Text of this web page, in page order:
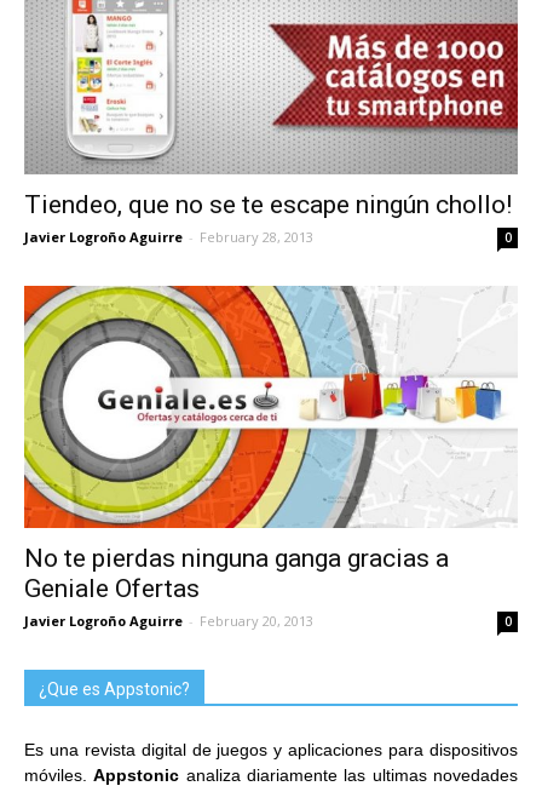
Tiendeo, que no se te escape ningún chollo!
Javier Logroño Aguirre - February 28, 2013 0
No te pierdas ninguna ganga gracias a
Geniale Ofertas
Javier Logroño Aguirre - February 20, 2013 0
¿Que es Appstonic?
Es una revista digital de juegos y aplicaciones para dispositivos
móviles.Appstonic analiza diariamente las ultimas novedades